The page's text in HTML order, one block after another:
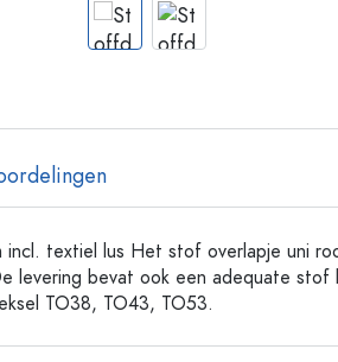
Glazen flessen met hengsel
Flessen met lange hals
Flessen per materiaal
Glazen flessen
incl. textiel lus Het stof overlapje uni
levering bevat ook een adequate stof
TO38, TO43, TO53.